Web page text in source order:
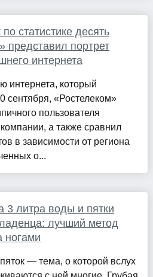
статистике десять
представил портрет
интернета
интернета, который
сентября, «Ростелеком»
пользователя
а также сравнил
в зависимости от региона
о...
3 литра воды и пятки
лучший метод
ногами
— тема, о которой вслух